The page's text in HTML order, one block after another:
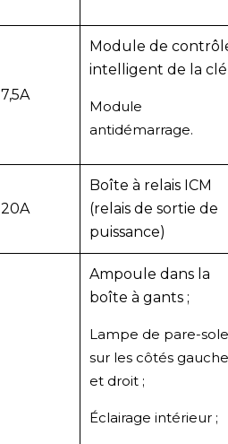
7,5A
Module de
intelligent de la clé
Module
antidémarrage.
20A
Boîte à relais ICM
(relais de sortie de
puissance)
Ampoule dans la
boîte à gants ;
Lampe de pare-
sur les côtés gauche
et droit ;
Éclairage intérieur ;